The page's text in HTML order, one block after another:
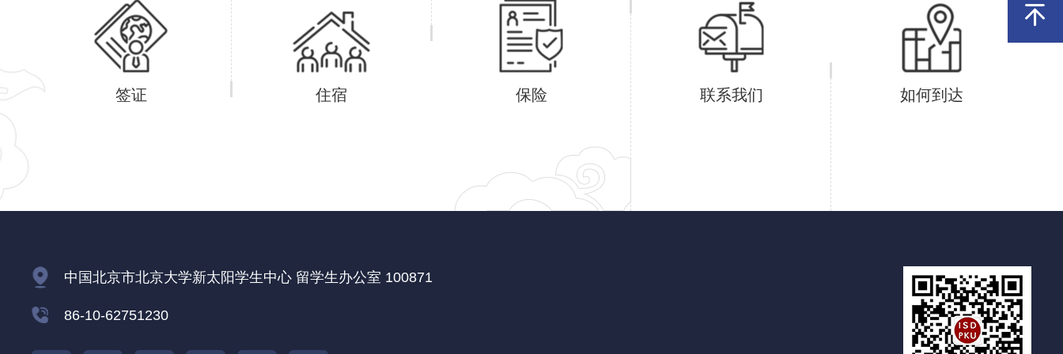
签证 住宿 保险 联系我们 如何到达
中国北京市北京大学新太阳学生中心 留学生办公室 100871
86-10-62751230